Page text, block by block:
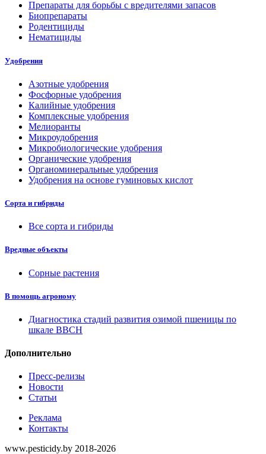
Препараты для борьбы с вредителями запасов
Биопрепараты
Родентициды
Нематициды
Удобрения
Азотные удобрения
Фосфорные удобрения
Калийные удобрения
Комплексные удобрения
Мелиоранты
Микроудобрения
Микробиологические удобрения
Органические удобрения
Органоминеральные удобрения
Удобрения на основе гуминовых кислот
Сорта и гибриды
Все сорта и гибриды
Вредные объекты
Сорные растения
В помощь агроному
Диагностика стадий развития озимой пшеницы по
шкале ВВСН
Дополнительно
Пресс-релизы
Новости
Статьи
Реклама
Контакты
www.pesticidy.by 2018-2026